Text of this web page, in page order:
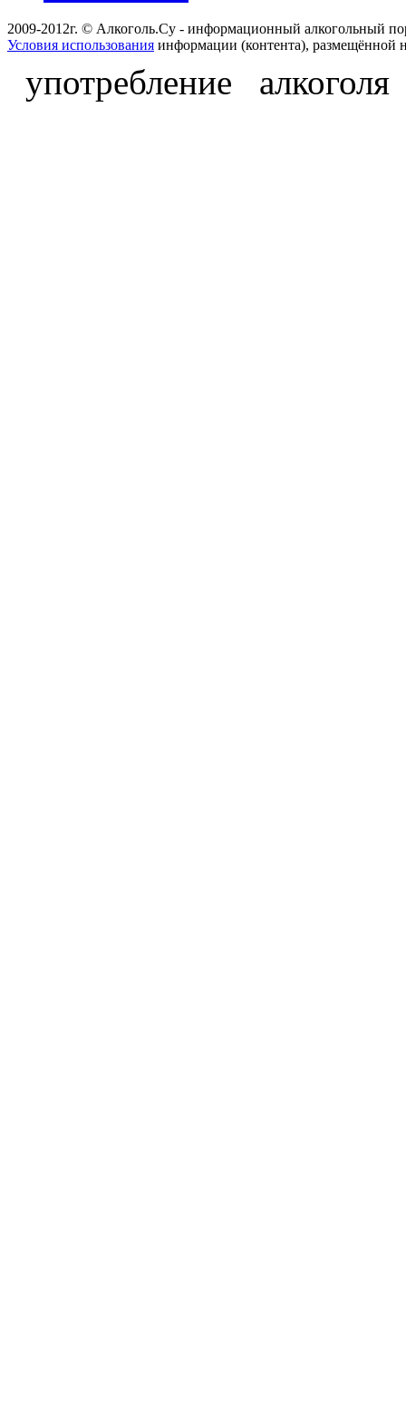
2009-2012г. © Алкоголь.Су - информационный алкогольный
Условия использования информации (контента), размещённой
употребление